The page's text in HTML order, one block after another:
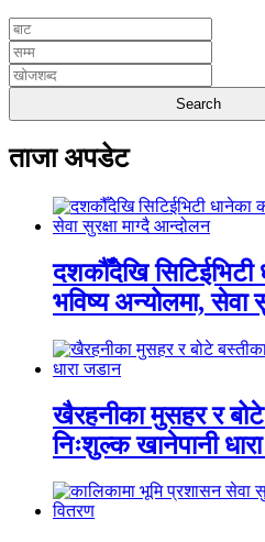
ताजा अपडेट
दशकौँदेखि सिटिईभिटी
भविष्य अन्योलमा, सेवा
खैरहनीका मुसहर र
निःशुल्क खानेपानी